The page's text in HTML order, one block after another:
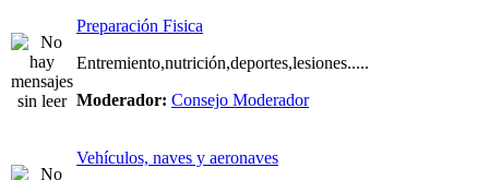
Preparación Fisica
Entremiento,nutrición,deportes,lesiones.....
Moderador: Consejo Moderador
Vehículos, naves y aeronaves